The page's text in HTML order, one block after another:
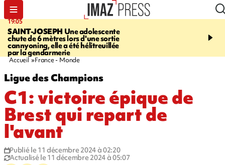
19:05
SAINT-JOSEPH Une adolescente
chute de 6 mètres lors d'une sortie
cannyoning, elle a été hélitreuillée
par la gendarmerie
20:44
rouée de coups,
Accueil France - Monde
Ligue des Champions
C1: victoire épique de
Brest qui repart de
l'avant
Publié le 11 décembre 2024 à 02:20
Actualisé le 11 décembre 2024 à 05:07